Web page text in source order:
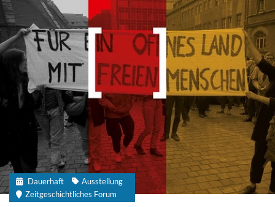
Dauerhaft
Ausstellung
Zeitgeschichtliches Forum